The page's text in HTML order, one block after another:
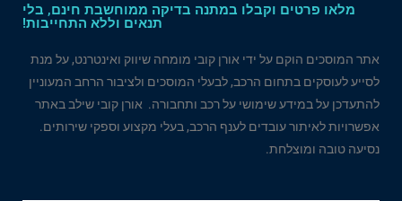
מלאו פרטים וקבלו במתנה בדיקה ממוחשבת חינם, בלי
תנאים וללא התחייבות!
אתר המוסכים הוקם על ידי אורן קובי מומחה שיווק ואינטרנט, על מנת
לסייע לעוסקים בתחום הרכב, לבעלי המוסכים ולציבור הרחב המעוניין
להתעדכן על במידע שימושי על רכב ותחבורה. אורן קובי שילב באתר
אפשרויות לאיתור עובדים לענף הרכב, בעלי מקצוע וספקי שירותים.
נסיעה טובה ומוצלחת.